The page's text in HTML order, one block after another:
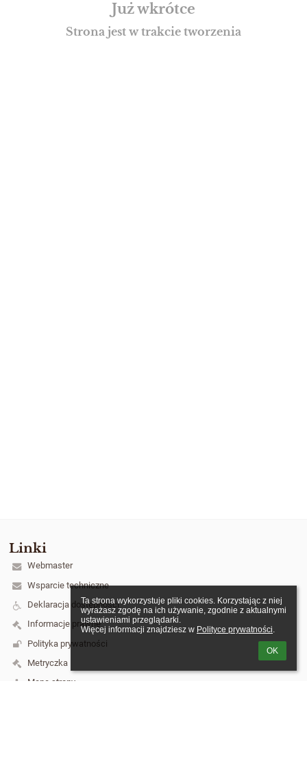
Ta strona wykorzystuje pliki cookies. Korzystając z niej
wyrażasz zgodę na ich używanie, zgodnie z aktualnymi
ustawieniami przeglądarki.
Więcej informacji znajdziesz w Polityce prywatności.
OK
Już wkrótce
Strona jest w trakcie tworzenia
Linki
Webmaster
Wsparcie techniczne
Deklaracja dostępności
Informacje prawne
Polityka prywatności
Metryczka
Mapa strony